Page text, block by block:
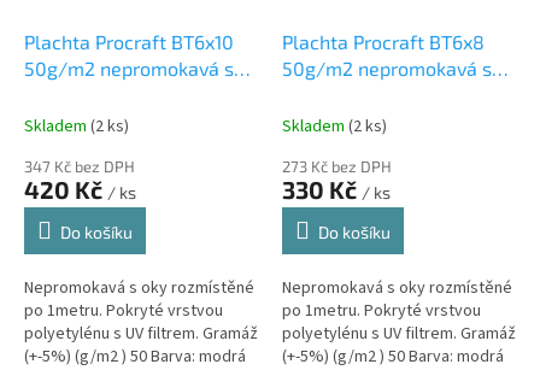
Plachta Procraft BT6x10
50g/m2 nepromokavá s
Skladem (2 ks)
347 Kč bez DPH
420 Kč / ks
Do košíku
Nepromokavá s oky rozmístěné
po 1metru. Pokryté vrstvou
polyetylénu s UV filtrem. Gramáž
(+-5%) (g/m2 ) 50 Barva: modrá
Plachta Procraft BT6x8
50g/m2 nepromokavá s
Skladem (2 ks)
273 Kč bez DPH
330 Kč / ks
Do košíku
Nepromokavá s oky rozmístěné
po 1metru. Pokryté vrstvou
polyetylénu s UV filtrem. Gramáž
(+-5%) (g/m2 ) 50 Barva: modrá